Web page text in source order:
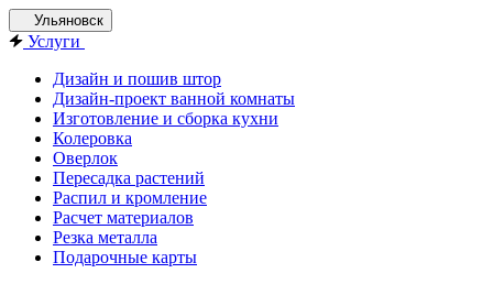
Ульяновск
Услуги
Дизайн и пошив штор
Дизайн-проект ванной комнаты
Изготовление и сборка кухни
Колеровка
Оверлок
Пересадка растений
Распил и кромление
Расчет материалов
Резка металла
Подарочные карты